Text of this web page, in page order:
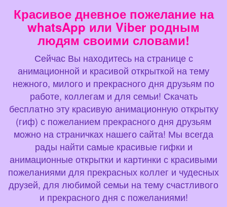
Красивое дневное пожелание на
whatsApp или Viber родным
людям своими словами!
Сейчас Вы находитесь на странице с
анимационной и красивой открыткой на тему
нежного, милого и прекрасного дня друзьям по
работе, коллегам и для семьи! Скачать
бесплатно эту красивую анимационную открытку
(гиф) с пожеланием прекрасного дня друзьям
можно на страничках нашего сайта! Мы всегда
рады найти самые красивые гифки и
анимационные открытки и картинки с красивыми
пожеланиями для прекрасных коллег и чудесных
друзей, для любимой семьи на тему счастливого
и прекрасного дня с пожеланиями!